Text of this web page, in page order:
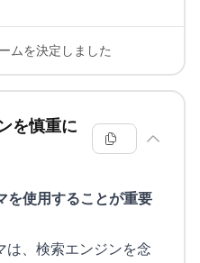
ムを決定しました
を慎重に
を使用することが重要
は、検索エンジンを念